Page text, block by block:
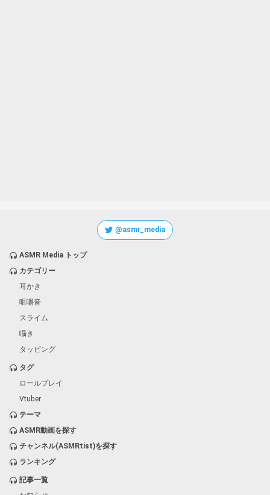
@asmr_media
ASMR Media トップ
カテゴリー
耳かき
咀嚼音
スライム
囁き
タッピング
タグ
ロールプレイ
Vtuber
テーマ
ASMR動画を探す
チャンネル(ASMRtist)を探す
ランキング
記事一覧